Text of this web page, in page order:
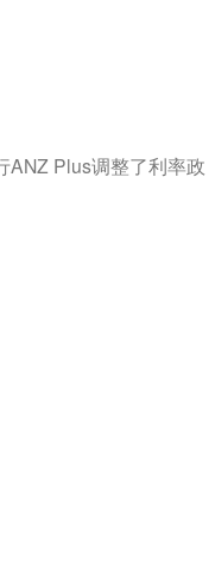
ANZ Plus调整了利率政